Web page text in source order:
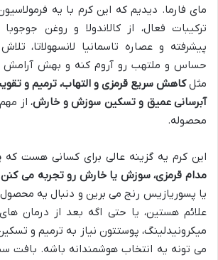
مای فارما. دیدیم که این کرم با یه
ترکیبات فعال، از کالاندولا و روغن
پیشرفته و عصاره تاسمانیا لانسهولاتا،
حساس و ملتهب رو آروم کنه و بهش آرامش رو
مثلکاهش سریع قرمزی و التهاب، ترمیم و
آبرسانی عمیق و تسکین سوزش و خارش، از
محصوله.
این کرم یه گزینه عالی برای کسانی هست که
مدام قرمزی، سوزش یا خارش رو تجربه می کنن
یا پسوریازیس رنج می برین و دنبال یه
علائم هستین، یا حتی اگه بعد از درمان
میکرونیدلینگ، پوستتون نیاز به ترمیم و
می تونه یه انتخاب هوشمندانه باشه.